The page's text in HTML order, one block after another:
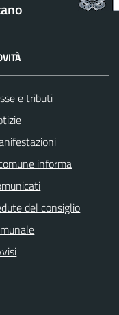
e tributi
informa
del consiglio